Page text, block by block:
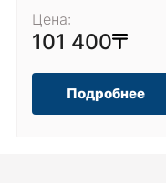
Цена:
101 400
Подробнее